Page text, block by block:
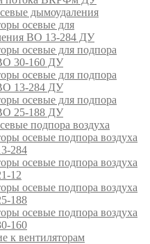
дымоудаления
осевые для
ВО 13-284 ДУ
осевые для подпора
30-160 ДУ
осевые для подпора
13-284 ДУ
осевые для подпора
25-188 ДУ
подпора воздуха
осевые подпора воздуха
284
осевые подпора воздуха
12
осевые подпора воздуха
188
осевые подпора воздуха
160
к вентиляторам